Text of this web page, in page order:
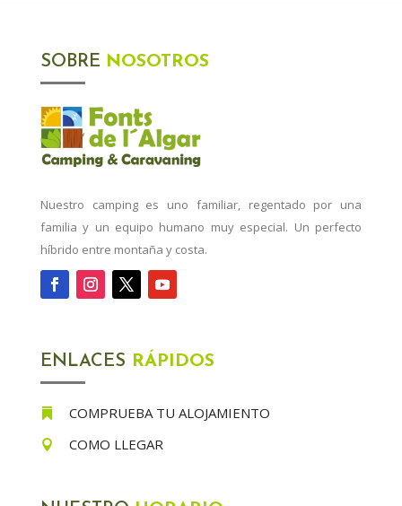
SOBRE NOSOTROS
Nuestro camping es uno familiar, regentado por una
familia y un equipo humano muy especial. Un perfecto
híbrido entre montaña y costa.
ENLACES RÁPIDOS
 COMPRUEBA TU ALOJAMIENTO
 COMO LLEGAR